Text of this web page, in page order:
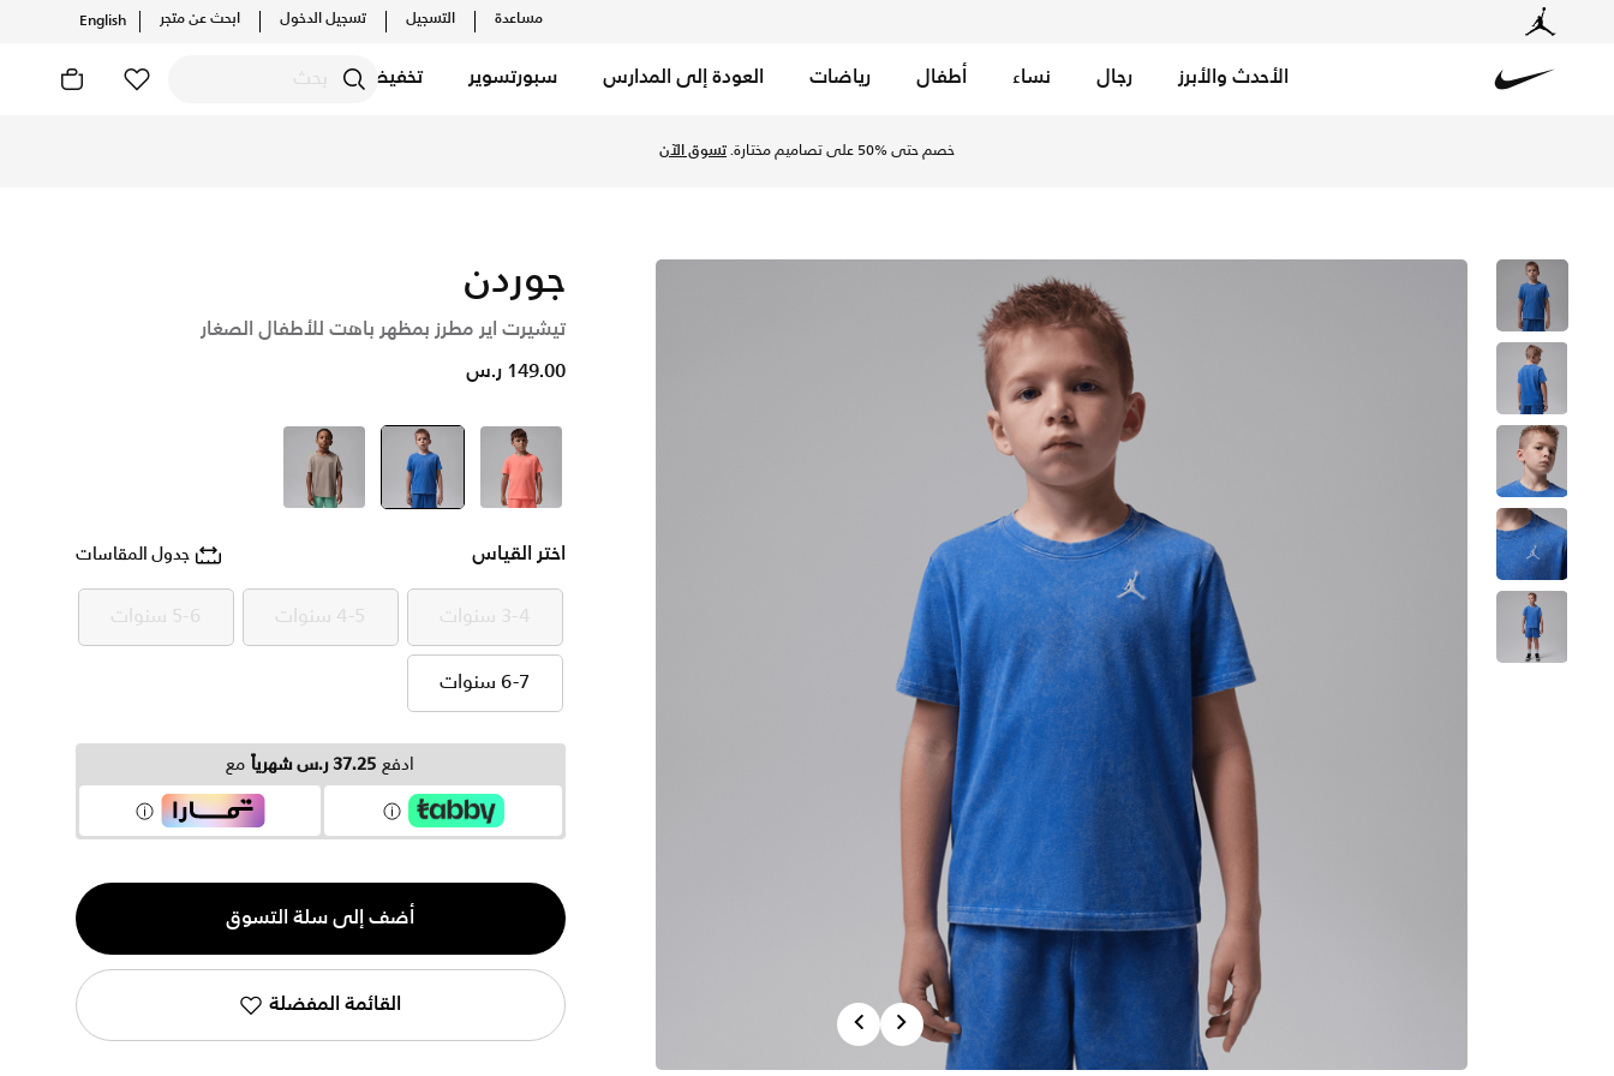
مساعدة التسجيل تسجيل الدخول ابحث عن متجر English
الأحدث والأبرز رجال نساء أطفال رياضات العودة إلى المدارس سبورتسوير تخفيضات
خصم حتى %50 على تصاميم مختارة. تسوق الآن
PreviousNext
جوردن
تيشيرت اير مطرز بمظهر باهت للأطفال الصغار
149.00 ر.س
أحمر selected
أزرق بنى
اختر القياس جدول المقاسات
3-4 سنوات 3-4 سنوات 4-5 سنوات 4-5 سنوات 5-6 سنوات 5-6 سنوات
6-7 سنوات 6-7 سنوات
ادفع 37.25 ر.س شهرياً مع
الكمية
1
أضف إلى سلة التسوق
القائمة المفضلة